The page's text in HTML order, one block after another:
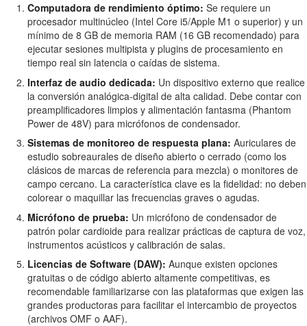
Computadora de rendimiento óptimo: Se requiere un
procesador multinúcleo (Intel Core i5/Apple M1 o superior) y un
mínimo de 8 GB de memoria RAM (16 GB recomendado) para
ejecutar sesiones multipista y plugins de procesamiento en
tiempo real sin latencia o caídas de sistema.
Interfaz de audio dedicada: Un dispositivo externo que realice
la conversión analógica-digital de alta calidad. Debe contar con
preamplificadores limpios y alimentación fantasma (Phantom
Power de 48V) para micrófonos de condensador.
Sistemas de monitoreo de respuesta plana: Auriculares de
estudio sobreaurales de diseño abierto o cerrado (como los
clásicos de marcas de referencia para mezcla) o monitores de
campo cercano. La característica clave es la fidelidad: no deben
colorear o maquillar las frecuencias graves o agudas.
Micrófono de prueba: Un micrófono de condensador de
patrón polar cardioide para realizar prácticas de captura de voz,
instrumentos acústicos y calibración de salas.
Licencias de Software (DAW): Aunque existen opciones
gratuitas o de código abierto altamente competitivas, es
recomendable familiarizarse con las plataformas que exigen las
grandes productoras para facilitar el intercambio de proyectos
(archivos OMF o AAF).